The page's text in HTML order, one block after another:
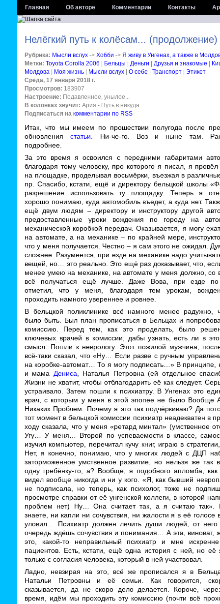
Главная Об авторе Комментарии Контакты
Нелёгкий путь к колёсам... (продолжение)
Рубрика: Мысли вслух -> Хобби -> Я живу в Унгенах, а также в
Метки: Toyota Corolla 2006 Бельцы Деньги Друзья и знакомые
Молдова
Моя жизнь Мысли вслух О себе Транспорт
Этикет
Среда, 17 января 2018 г.
Просмотров: 183907
Настроение: Подавленное, унылое...
В колонках звучит: Ария - Путь в никуда
Подписаться на комментарии по RSS
Итак, что мы имеем по прошествии полугода после
обновлениястатьи . Ни-че-го. Воз и ныне там.
подробнее.
За это время я освоился с передними габаритами
благодаря тому человеку, про которого я писал, я
на площадке, проделывая восьмёрки, въезжая в
пр. Спасибо, кстати, ещё и директору бельцкой школы
разрешение использовать ту площадку. Теперь я
хорошо понимаю, куда автомобиль въедет, а куда нет.
ещё двум людям – директору и инструктору другой
предоставленные уроки вождения по городу на
механической коробкой передач. Оказывается, я могу
на автомате, а на механике – по крайней мере,
что у меня получается. Честно – я сам этого не ожидал.
сложнее. Разумеется, при езде на механике надо
вещей, но… это реально. Это ещё раз доказывает, что,
менее умею на механике, на автомате у меня должно, со
всё получаться ещё лучше. Даже Вова, при езде по
отметил, что у меня, благодаря тем урокам,
проходить намного увереннее и ровнее.
В бельцкой поликлинике всё намного менее радужно,
было быть. Был план прописаться в Бельцах и
комиссию. Перед тем, как это проделать, было
ключевых врачей в комиссии, дабы узнать, есть ли в
смысл. Пошли к неврологу. Этот пожилой мужчина,
всё-таки сказал, что «Ну… Если разве с ручным
на коробке-автомат… То я могу подписать…» В принципе,
и мама Дениса , Наталья Петровна (ей отдельное
Жизни не хватит, чтобы отблагодарить её как следует.
устраивало. Затем пошли к психиатру. В Унгенах это
врач, с которым у меня в этой эпопее не было Вообще
Никаких Проблем. Почему я это так подчёркиваю? Да
тот момент в бельцкой комиссии психиатр неадекватен в
ходу сказала, что у меня «ретард минтал» (умственное
Угу… У меня… Второй по успеваемости в классе,
изучил компьютер, перечитал кучу книг, играю в
Нет, я конечно, понимаю, что у многих людей с ДЦП
заторможенное умственное развитие, но нельзя же так
одну гребёнку-то, а? Вообще, я подобного апломба,
видел вообще никогда и ни у кого. «Я, как бывший
не подписала, но теперь, как психолог, тоже не
просмотре справки от её унгенской коллеги, в которой
проблем нет) Ну… Она считает так, а я считаю так».
знаете, ни капли ни сочувствия, ни жалости я в её
уловил… Психиатр должен лечить души людей, от
очередь ждёшь сочувствия и понимания… А эта, виноват,
это, какой-то неправильный психиатр и мне
пациентов. Есть, кстати, ещё одна история с ней, но её
только с согласия человека, который в ней участвовал.
Ладно, невзирая на это, всё же прописался я в
Натальи Петровны и её семьи. Как говорится,
сказывается, да не скоро дело делается. Короче,
время, идём мы проходить эту комиссию (почти всё